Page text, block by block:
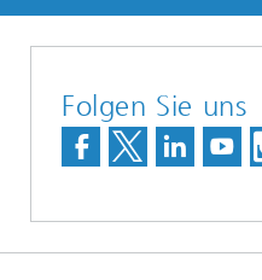
Folgen Sie uns